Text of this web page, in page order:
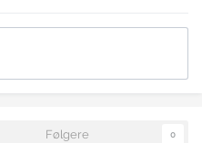
Følgere 0